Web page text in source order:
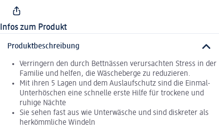
Infos zum Produkt
Produktbeschreibung
Verringern den durch Bettnässen verursachten Stress in der
Familie und helfen, die Wäscheberge zu reduzieren.
Mit ihren 5 Lagen und dem Auslaufschutz sind die Einmal-
Unterhöschen eine schnelle erste Hilfe für trockene und
ruhige Nächte
Sie sehen fast aus wie Unterwäsche und sind diskreter als
herkömmliche Windeln